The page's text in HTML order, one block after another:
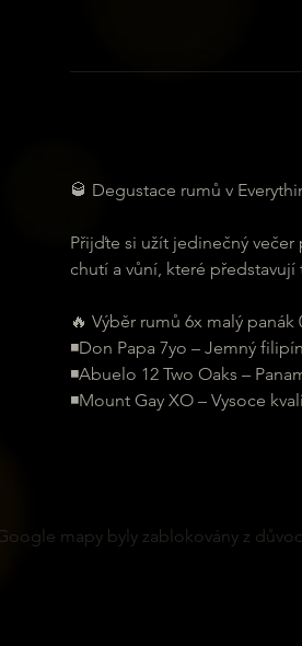
🥃 Degustace rumů v
Přijďte si užít jedinečný
chutí a vůní, které
🔥 Výběr rumů 6x malý panák
◾️Don Papa 7yo – Jemný
◾️Abuelo 12 Two Oaks –
◾️Mount Gay XO – Vysoce
mapy byly zablokovány z